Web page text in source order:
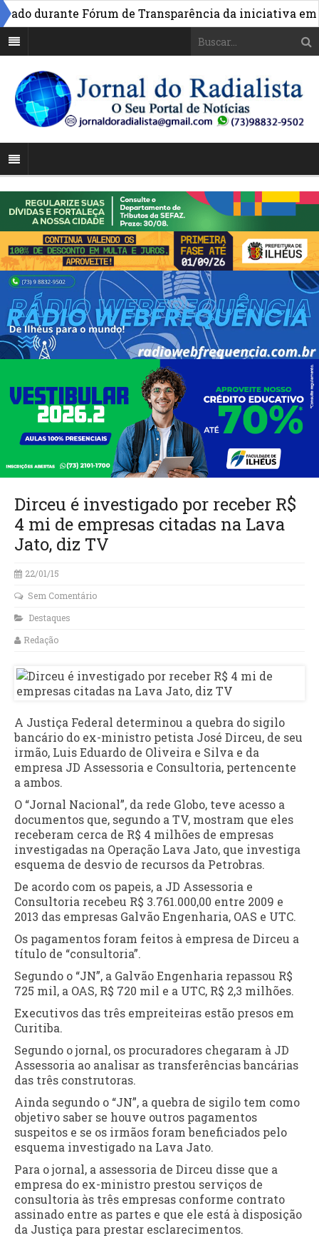
durante Fórum de Transparência da iniciativa em
Dirceu é investigado por receber R$
4 mi de empresas citadas na Lava
Jato, diz TV
22/01/15
Sem Comentário
Destaques
Redação
A Justiça Federal determinou a quebra do sigilo
bancário do ex-ministro petista José Dirceu, de seu
irmão, Luis Eduardo de Oliveira e Silva e da
empresa JD Assessoria e Consultoria, pertencente
a ambos.
O “Jornal Nacional”, da rede Globo, teve acesso a
documentos que, segundo a TV, mostram que eles
receberam cerca de R$ 4 milhões de empresas
investigadas na Operação Lava Jato, que investiga
esquema de desvio de recursos da Petrobras.
De acordo com os papeis, a JD Assessoria e
Consultoria recebeu R$ 3.761.000,00 entre 2009 e
2013 das empresas Galvão Engenharia, OAS e UTC.
Os pagamentos foram feitos à empresa de Dirceu a
título de “consultoria”.
Segundo o “JN”, a Galvão Engenharia repassou R$
725 mil, a OAS, R$ 720 mil e a UTC, R$ 2,3 milhões.
Executivos das três empreiteiras estão presos em
Curitiba.
Segundo o jornal, os procuradores chegaram à JD
Assessoria ao analisar as transferências bancárias
das três construtoras.
Ainda segundo o “JN”, a quebra de sigilo tem como
objetivo saber se houve outros pagamentos
suspeitos e se os irmãos foram beneficiados pelo
esquema investigado na Lava Jato.
Para o jornal, a assessoria de Dirceu disse que a
empresa do ex-ministro prestou serviços de
consultoria às três empresas conforme contrato
assinado entre as partes e que ele está à disposição
da Justiça para prestar esclarecimentos.